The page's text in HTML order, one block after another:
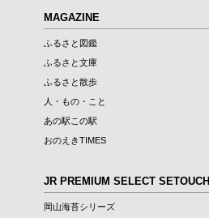
MAGAZINE
ふるさと図鑑
ふるさと文庫
ふるさと散歩
人・もの・こと
あの駅この駅
おのえきTIMES
JR PREMIUM SELECT SETOUCHI
岡山海苔シリーズ